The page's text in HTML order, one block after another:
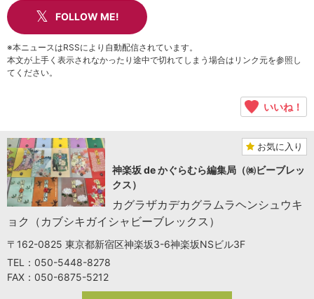
FOLLOW ME!
※本ニュースはRSSにより自動配信されています。
本文が上手く表示されなかったり途中で切れてしまう場合はリンク元を参照し
てください。
いいね！
お気に入り
神楽坂 de かぐらむら編集局（㈱ビーブレッ
クス）
カグラザカデカグラムラヘンシュウキ
ョク（カブシキガイシャビーブレックス）
〒162-0825 東京都新宿区神楽坂3-6神楽坂NSビル3F
TEL：050-5448-8278
FAX：050-6875-5212